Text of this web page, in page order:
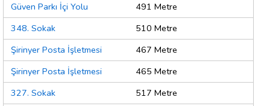
Güven Parkı İçi Yolu
491 Metre
348. Sokak
510 Metre
Şirinyer Posta İşletmesi
467 Metre
Şirinyer Posta İşletmesi
465 Metre
327. Sokak
517 Metre